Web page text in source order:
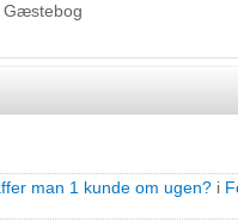
Gæstebog
man 1 kunde om ugen? i